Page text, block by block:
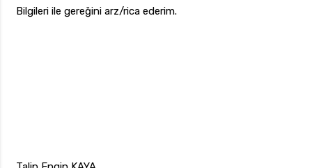
Bilgileri ile gereğini arz/rica ederim.